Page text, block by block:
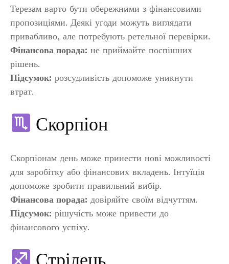
Терезам варто бути обережними з фінансовими
пропозиціями. Деякі угоди можуть виглядати
привабливо, але потребують ретельної перевірки.
Фінансова порада: не приймайте поспішних
рішень.
Підсумок: розсудливість допоможе уникнути
втрат.
Скорпіон
Скорпіонам день може принести нові можливості
для заробітку або фінансових вкладень. Інтуїція
допоможе зробити правильний вибір.
Фінансова порада: довіряйте своїм відчуттям.
Підсумок: рішучість може привести до
фінансового успіху.